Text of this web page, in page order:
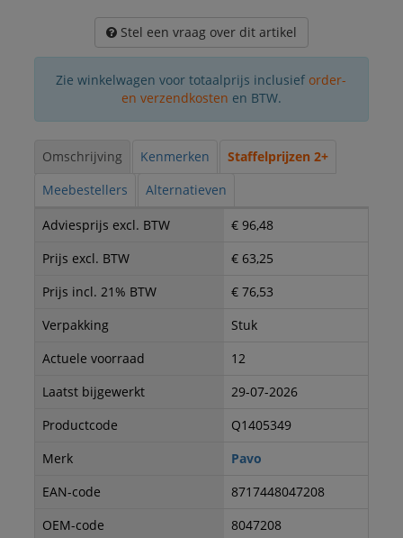
Stel een vraag over dit artikel
Zie winkelwagen voor totaalprijs inclusief order-
en verzendkosten en BTW.
Omschrijving Kenmerken
Staffelprijzen 2+
Meebestellers
Alternatieven
Adviesprijs excl. BTW
€ 96,48
Prijs excl. BTW
€ 63,25
Prijs incl. 21% BTW
€ 76,53
Verpakking
Stuk
Actuele voorraad
12
Laatst bijgewerkt
29-07-2026
Productcode
Q1405349
Merk
Pavo
EAN-code
8717448047208
OEM-code
8047208